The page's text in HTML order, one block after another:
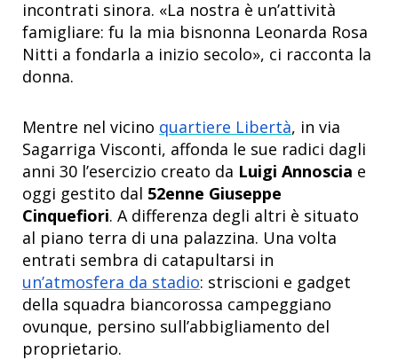
incontrati sinora. «La nostra è un’attività
famigliare: fu la mia bisnonna Leonarda Rosa
Nitti a fondarla a inizio secolo», ci racconta la
donna.
Mentre nel vicino quartiere Libertà, in via
Sagarriga Visconti, affonda le sue radici dagli
anni 30 l’esercizio creato da Luigi Annoscia e
oggi gestito dal 52enne Giuseppe
Cinquefiori. A differenza degli altri è situato
al piano terra di una palazzina. Una volta
entrati sembra di catapultarsi in
un’atmosfera da stadio: striscioni e gadget
della squadra biancorossa campeggiano
ovunque, persino sull’abbigliamento del
proprietario.